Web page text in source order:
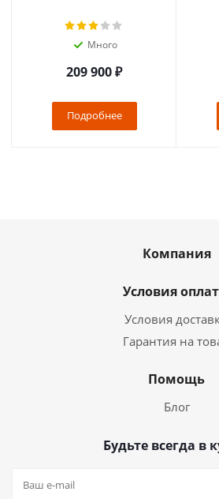
Много
209 900₽
Подробнее
Компания
Условия
Условия
Гарантия на
Помощь
Блог
Будьте всегда в